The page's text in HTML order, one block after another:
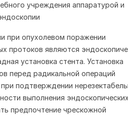
учреждения аппаратурой и
при опухолевом поражении
протоков являются
установка стента. Установка
перед радикальной операций
подтверждении
выполнения эндоскопических
предпочтение чрескожной